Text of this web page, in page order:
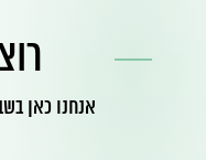
אנחנו כאן